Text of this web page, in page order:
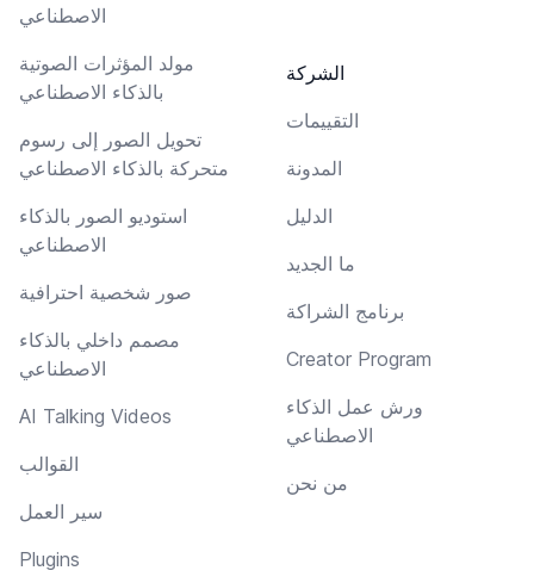
الاصطناعي
مولد المؤثرات الصوتية
بالذكاء الاصطناعي
تحويل الصور إلى رسوم
متحركة بالذكاء الاصطناعي
استوديو الصور بالذكاء
الاصطناعي
صور شخصية احترافية
مصمم داخلي بالذكاء
الاصطناعي
AI Talking Videos
القوالب
سير العمل
Plugins
الشركة
التقييمات
المدونة
الدليل
ما الجديد
برنامج الشراكة
Creator Program
ورش عمل الذكاء
الاصطناعي
من نحن